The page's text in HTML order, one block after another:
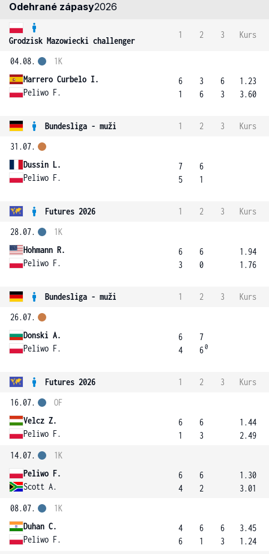
Odehrané zápasy2026
Grodzisk Mazowiecki challenger
1 2 3 Kurs
04.08.
Marrero Curbelo I.
Peliwo F.
1K
6
1
3
6
6
3
1.23
3.60
Bundesliga - muži 1 2 3
Kurs
31.07.
Dussin L.
Peliwo F.
7
5
6
1
Futures 2026 1 2 3
Kurs
28.07.
Hohmann R.
Peliwo F.
1K
6
3
6
0
1.94
1.76
Bundesliga - muži 1 2 3
Kurs
26.07.
Donski A.
Peliwo F.
6
4
7
60
Futures 2026 1 2 3
Kurs
16.07.
Velcz Z.
Peliwo F.
OF
6
1
6
3
1.44
2.49
14.07.
Peliwo F.
Scott A.
1K
6
4
6
2
1.30
3.01
08.07.
Duhan C.
Peliwo F.
1K
4
6
6
1
6
3
3.45
1.24